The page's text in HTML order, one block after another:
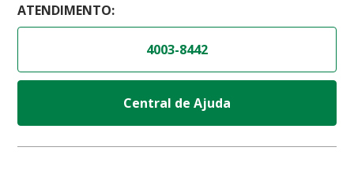
ATENDIMENTO:
4003-8442
Central de Ajuda